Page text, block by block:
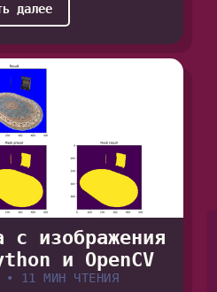
далее
с изображения
и OpenCV
• 11 МИН ЧТЕНИЯ